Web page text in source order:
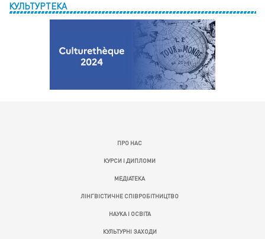
КУЛЬТУРТЕКА
ПРО НАС
КУРСИ І ДИПЛОМИ
МЕДІАТЕКА
ЛІНГВІСТИЧНЕ СПІВРОБІТНИЦТВО
НАУКА І ОСВІТА
КУЛЬТУРНІ ЗАХОДИ